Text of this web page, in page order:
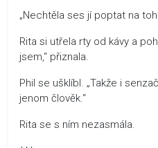
„Nechtěla ses jí poptat na
Rita si utřela rty od kávy a
jsem,“ přiznala.
Phil se ušklíbl. „Takže i
jenom člověk.“
Rita se s ním nezasmála.